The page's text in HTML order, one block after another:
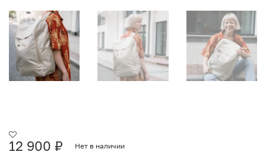
12 900 ₽ Нет в наличии